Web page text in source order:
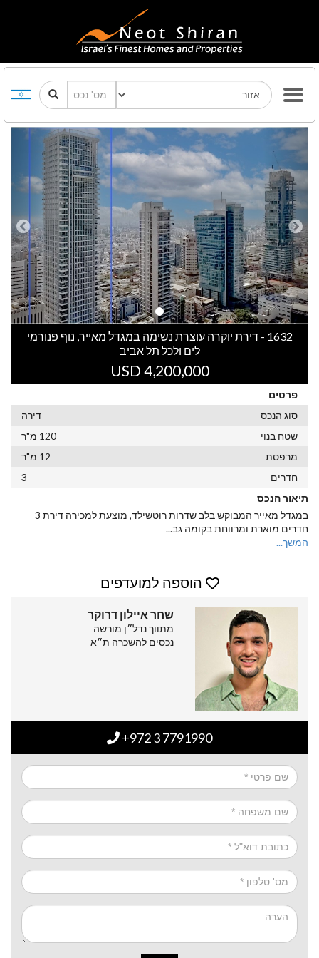
Previous Next
1632 - דירת יוקרה עוצרת נשימה במגדל מאייר, נוף פנורמי
לים ולכל תל אביב
USD 4,200,000
פרטים
סוג הנכס
דירה
שטח בנוי
120 מ"ר
מרפסת
12 מ"ר
חדרים
3
תיאור הנכס
במגדל מאייר המבוקש בלב שדרות רוטשילד, מוצעת למכירה דירת 3
חדרים מוארת ומרווחת בקומה גב...
המשך...
הוספה למועדפים
שחר איילון דרוקר
מתווך נדל״ן מורשה
נכסים להשכרה ת״א
+972 3 7791990